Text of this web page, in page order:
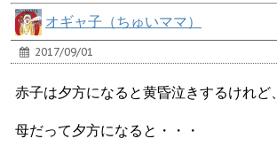
オギャ子（ちゅいママ）
2017/09/01
赤子は夕方になると黄昏泣きするけれど、
母だって夕方になると・・・